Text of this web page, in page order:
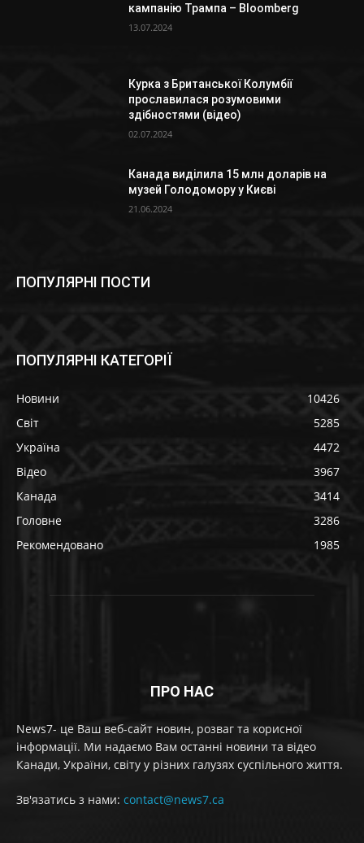
кампанію Трампа – Bloomberg
13.07.2024
Курка з Британської Колумбії
прославилася розумовими
здібностями (відео)
02.07.2024
Канада виділила 15 млн доларів на
музей Голодомору у Києві
21.06.2024
ПОПУЛЯРНІ ПОСТИ
ПОПУЛЯРНІ КАТЕГОРІЇ
Новини
10426
Світ
5285
Україна
4472
Відео
3967
Канада
3414
Головне
3286
Рекомендовано
1985
ПРО НАС
News7- це Ваш веб-сайт новин, розваг та корисної
інформації. Ми надаємо Вам останні новини та відео
Канади, України, світу у різних галузях суспільного життя.
Зв'язатись з нами: contact@news7.ca